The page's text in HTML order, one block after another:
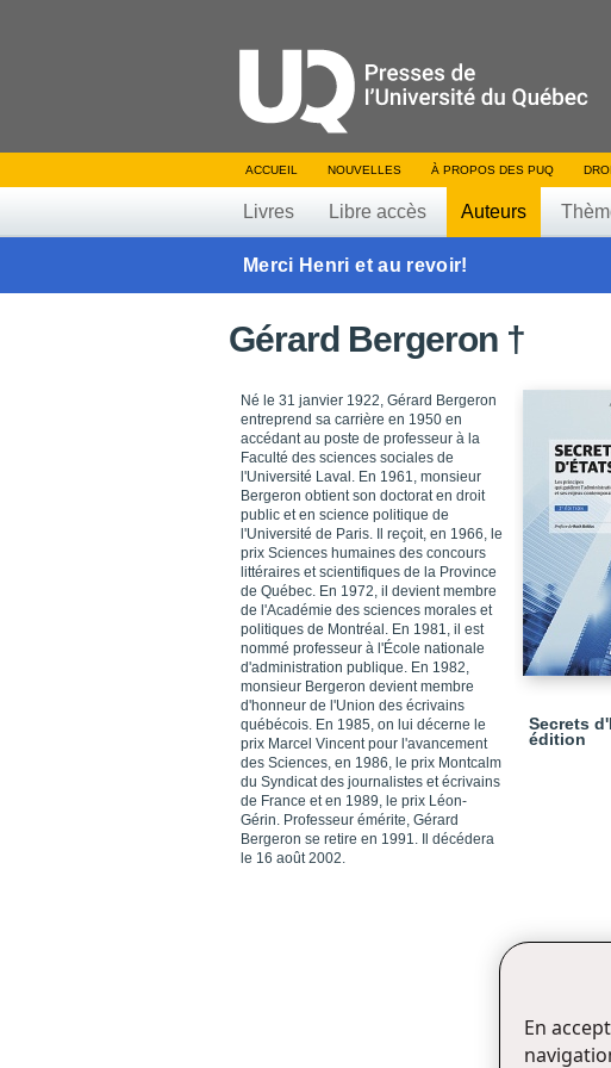
ACCUEIL NOUVELLES À PROPOS DES PUQ
Livres Libre accès Auteurs
Merci Henri et au revoir!
Gérard Bergeron †
Né le 31 janvier 1922, Gérard Bergeron
entreprend sa carrière en 1950 en
accédant au poste de professeur à la
Faculté des sciences sociales de
l'Université Laval. En 1961, monsieur
Bergeron obtient son doctorat en droit
public et en science politique de
l'Université de Paris. Il reçoit, en 1966, le
prix Sciences humaines des concours
littéraires et scientifiques de la Province
de Québec. En 1972, il devient membre
de l'Académie des sciences morales et
politiques de Montréal. En 1981, il est
nommé professeur à l'École nationale
d'administration publique. En 1982,
monsieur Bergeron devient membre
d'honneur de l'Union des écrivains
québécois. En 1985, on lui décerne le
prix Marcel Vincent pour l'avancement
des Sciences, en 1986, le prix Montcalm
du Syndicat des journalistes et écrivains
de France et en 1989, le prix Léon-
Gérin. Professeur émérite, Gérard
Bergeron se retire en 1991. Il décédera
le 16 août 2002.
Secrets
édition
En